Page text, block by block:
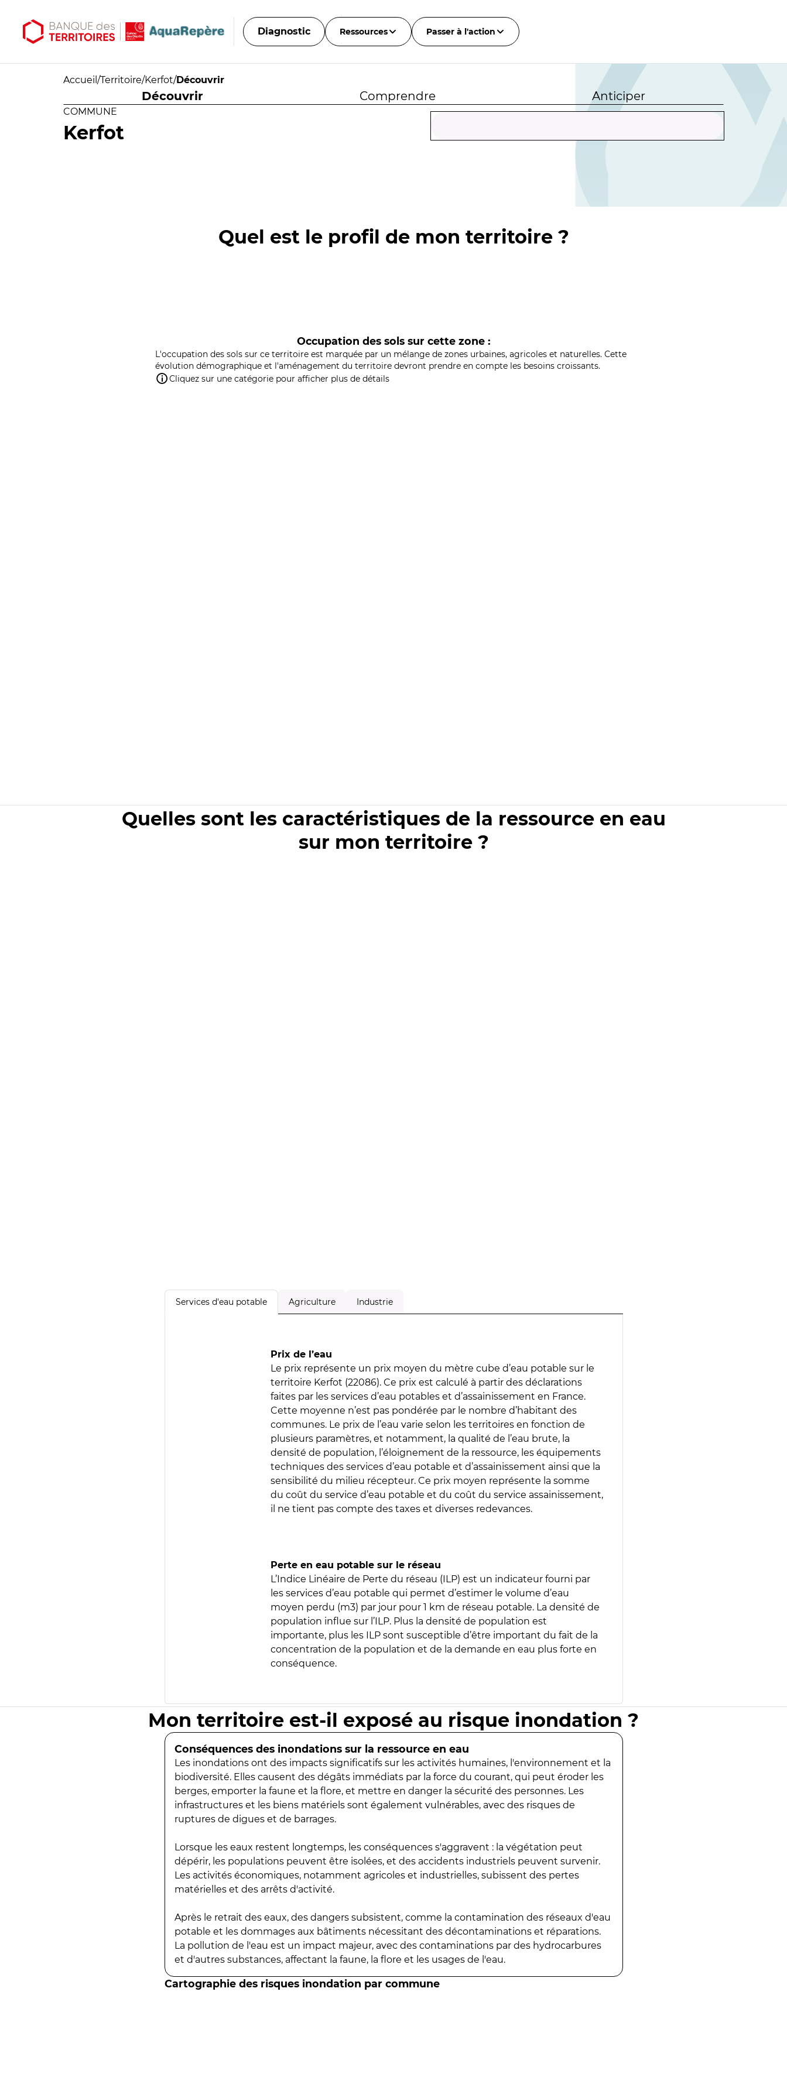
Diagnostic Ressources Passer à l'action
Accueil /Territoire/Kerfot/Découvrir
Découvrir Comprendre Anticiper
COMMUNE
Kerfot
Quel est le profil de mon territoire ?
Occupation des sols sur cette zone :
L'occupation des sols sur ce territoire est marquée par un mélange de zones urbaines, agricoles et naturelles. Cette
évolution démographique et l'aménagement du territoire devront prendre en compte les besoins croissants.
Cliquez sur une catégorie pour afficher plus de détails
Quelles sont les caractéristiques de la ressource en eau
sur mon territoire ?
Services d'eau potable Agriculture Industrie
Prix de l’eau
Le prix représente un prix moyen du mètre cube d’eau potable sur le
territoire Kerfot (22086). Ce prix est calculé à partir des déclarations
faites par les services d’eau potables et d’assainissement en France.
Cette moyenne n’est pas pondérée par le nombre d’habitant des
communes. Le prix de l’eau varie selon les territoires en fonction de
plusieurs paramètres, et notamment, la qualité de l’eau brute, la
densité de population, l’éloignement de la ressource, les équipements
techniques des services d’eau potable et d’assainissement ainsi que la
sensibilité du milieu récepteur. Ce prix moyen représente la somme
du coût du service d’eau potable et du coût du service assainissement,
il ne tient pas compte des taxes et diverses redevances.
Perte en eau potable sur le réseau
L’Indice Linéaire de Perte du réseau (ILP) est un indicateur fourni par
les services d’eau potable qui permet d’estimer le volume d’eau
moyen perdu (m3) par jour pour 1 km de réseau potable. La densité de
population influe sur l’ILP. Plus la densité de population est
importante, plus les ILP sont susceptible d’être important du fait de la
concentration de la population et de la demande en eau plus forte en
conséquence.
Mon territoire est-il exposé au risque inondation ?
Conséquences des inondations sur la ressource en eau
Les inondations ont des impacts significatifs sur les activités humaines, l'environnement et la
biodiversité. Elles causent des dégâts immédiats par la force du courant, qui peut éroder les
berges, emporter la faune et la flore, et mettre en danger la sécurité des personnes. Les
infrastructures et les biens matériels sont également vulnérables, avec des risques de
ruptures de digues et de barrages.
Lorsque les eaux restent longtemps, les conséquences s'aggravent : la végétation peut
dépérir, les populations peuvent être isolées, et des accidents industriels peuvent survenir.
Les activités économiques, notamment agricoles et industrielles, subissent des pertes
matérielles et des arrêts d'activité.
Après le retrait des eaux, des dangers subsistent, comme la contamination des réseaux d'eau
potable et les dommages aux bâtiments nécessitant des décontaminations et réparations.
La pollution de l'eau est un impact majeur, avec des contaminations par des hydrocarbures
et d'autres substances, affectant la faune, la flore et les usages de l'eau.
Cartographie des risques inondation par commune